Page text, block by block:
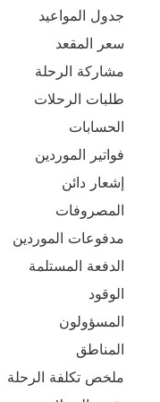
جدول المواعيد
سعر المقعد
مشاركة الرحلة
طلبات الرحلات
الحسابات
فواتير الموردين
إشعار دائن
المصروفات
مدفوعات الموردين
الدفعة المستلمة
الوقود
المسؤولون
المناطق
ملخص تكلفة الرحلة